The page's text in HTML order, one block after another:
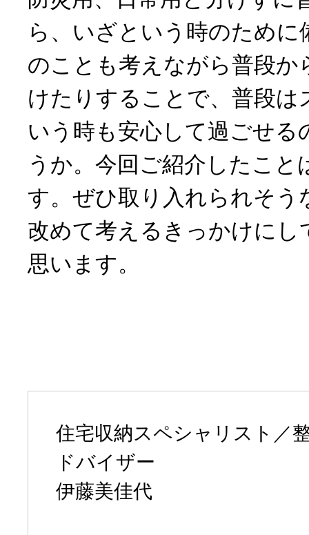
ら、いざという時のために
のことも考えながら普段か
けたりすることで、普段は
いう時も安心して過ごせる
うか。今回ご紹介したこと
す。ぜひ取り入れられそう
改めて考えるきっかけに
思います。
住宅収納スペシャリスト／
ドバイザー
伊藤美佳代